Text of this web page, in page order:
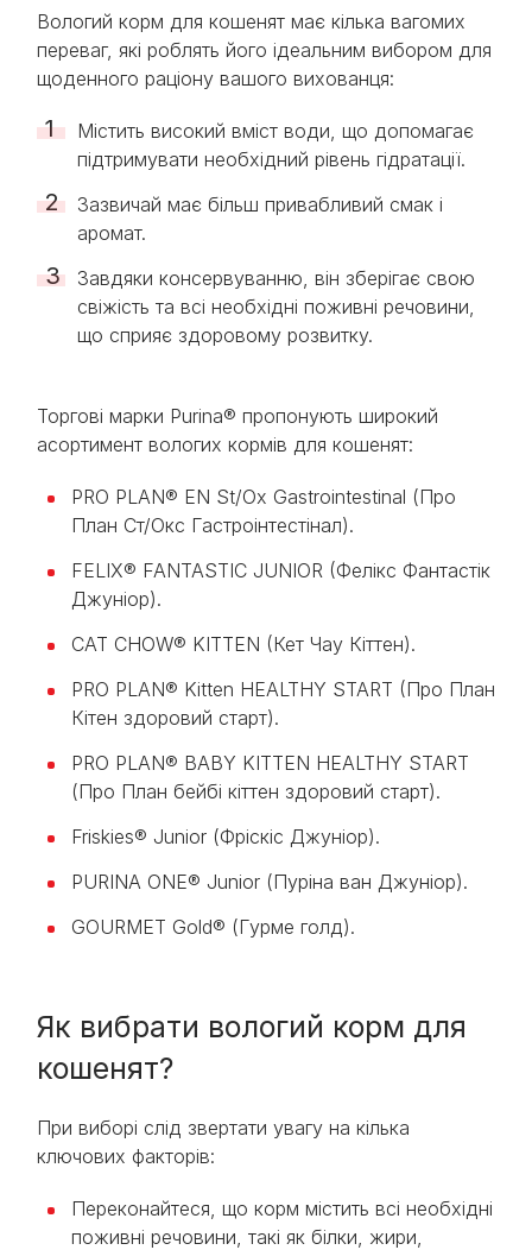
Вологий корм для кошенят має кілька вагомих
переваг, які роблять його ідеальним вибором для
щоденного раціону вашого вихованця:
Містить високий вміст води, що допомагає
підтримувати необхідний рівень гідратації.
Зазвичай має більш привабливий смак і
аромат.
Завдяки консервуванню, він зберігає свою
свіжість та всі необхідні поживні речовини,
що сприяє здоровому розвитку.
Торгові марки Purina® пропонують широкий
асортимент вологих кормів для кошенят:
PRO PLAN® EN St/Ox Gastrointestinal (Про
План Ст/Окс Гастроінтестінал).
FELIX® FANTASTIC JUNIOR (Фелікс Фантастік
Джуніор).
CAT CHOW® KITTEN (Кет Чау Кіттен).
PRO PLAN® Kitten HEALTHY START (Про План
Кітен здоровий старт).
PRO PLAN® BABY KITTEN HEALTHY START
(Про План бейбі кіттен здоровий старт).
Friskies® Junior (Фріскіс Джуніор).
PURINA ONE® Junior (Пуріна ван Джуніор).
GOURMET Gold® (Гурме голд).
Як вибрати вологий корм для
кошенят?
При виборі слід звертати увагу на кілька
ключових факторів:
Переконайтеся, що корм містить всі необхідні
поживні речовини, такі як білки, жири,